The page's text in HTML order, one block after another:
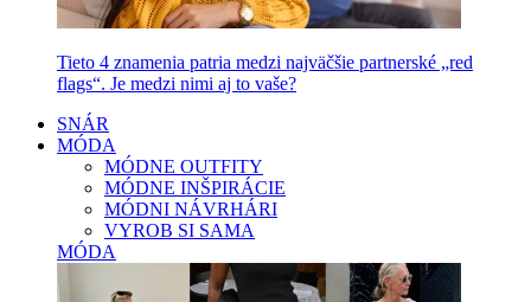
Tieto 4 znamenia patria medzi najväčšie partnerské „red
flags“. Je medzi nimi aj to vaše?
SNÁR
MÓDA
MÓDNE OUTFITY
MÓDNE INŠPIRÁCIE
MÓDNI NÁVRHÁRI
VYROB SI SAMA
MÓDA